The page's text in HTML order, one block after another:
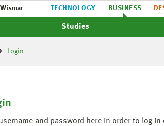
TECHNOLOGY BUSINESS
Studies
Login
and password here in order to log